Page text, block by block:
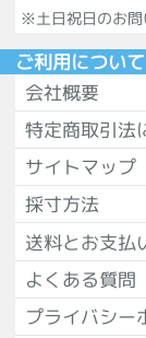
※土日祝日のお問
ご利用について
会社概要
特定商取引法
サイトマップ
採寸方法
送料とお支払
よくある質問
プライバシー